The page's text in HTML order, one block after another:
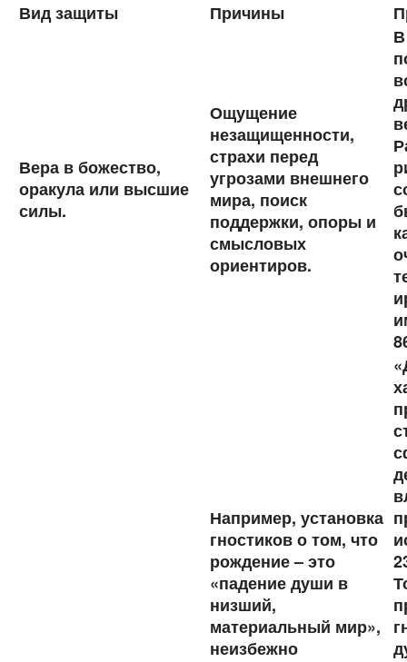
Вид защиты Причины
Вера в божество,
оракула или высшие
силы.
Ощущение
незащищенности,
страхи перед
угрозами внешнего
мира, поиск
поддержки, опоры и
смысловых
ориентиров.
Например, установка
гностиков о том, что
рождение – это
«падение души в
низший,
материальный мир»,
неизбежно